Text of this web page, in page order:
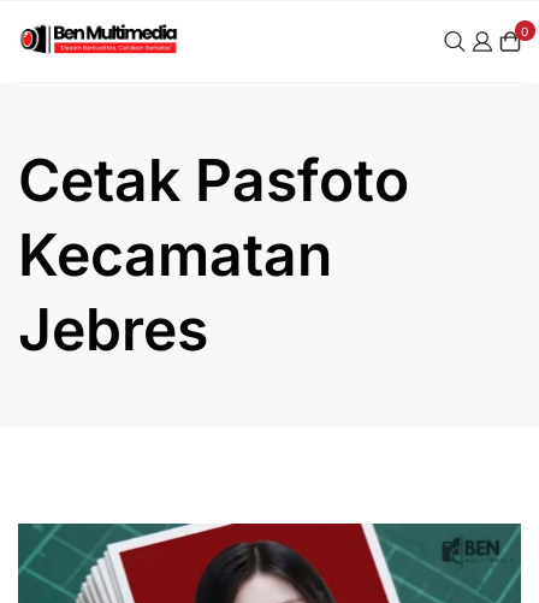
0
Cetak Pasfoto
Kecamatan
Jebres